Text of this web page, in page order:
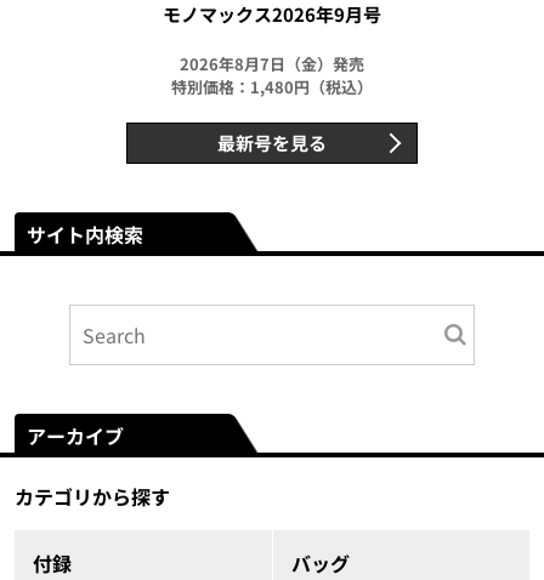
モノマックス2026年9月号
2026年8月7日（金）発売
特別価格：1,480円（税込）
最新号を見る
サイト内検索
アーカイブ
カテゴリから探す
付録 バッグ